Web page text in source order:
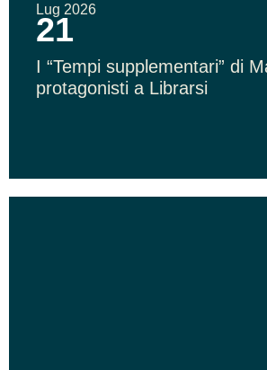
Lug 2026
21
I “Tempi supplementari” di
protagonisti a Librarsi